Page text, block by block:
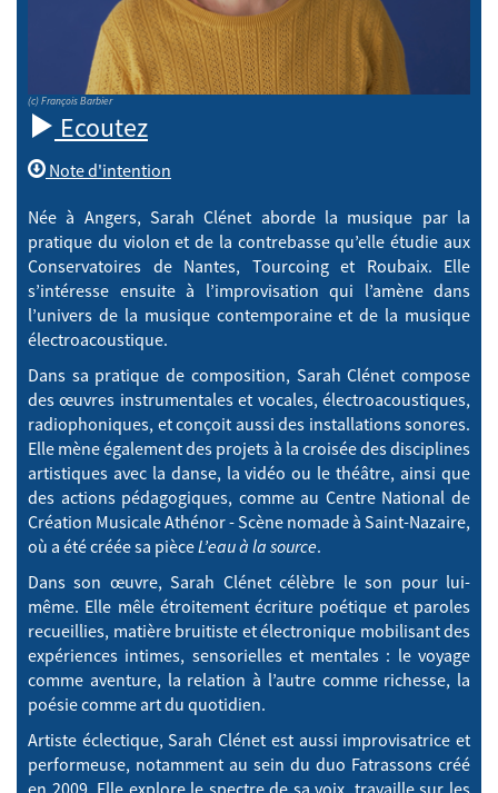
(c) François Barbier
Ecoutez
Note d'intention
Née à Angers, Sarah Clénet aborde la musique par la
pratique du violon et de la contrebasse qu’elle étudie aux
Conservatoires de Nantes, Tourcoing et Roubaix. Elle
s’intéresse ensuite à l’improvisation qui l’amène dans
l’univers de la musique contemporaine et de la musique
électroacoustique.
Dans sa pratique de composition, Sarah Clénet compose
des œuvres instrumentales et vocales, électroacoustiques,
radiophoniques, et conçoit aussi des installations sonores.
Elle mène également des projets à la croisée des disciplines
artistiques avec la danse, la vidéo ou le théâtre, ainsi que
des actions pédagogiques, comme au Centre National de
Création Musicale Athénor - Scène nomade à Saint-Nazaire,
où a été créée sa pièceL’eau à la source.
Dans son œuvre, Sarah Clénet célèbre le son pour lui-
même. Elle mêle étroitement écriture poétique et paroles
recueillies, matière bruitiste et électronique mobilisant des
expériences intimes, sensorielles et mentales : le voyage
comme aventure, la relation à l’autre comme richesse, la
poésie comme art du quotidien.
Artiste éclectique, Sarah Clénet est aussi improvisatrice et
performeuse, notamment au sein du duo Fatrassons créé
en 2009. Elle explore le spectre de sa voix, travaille sur les